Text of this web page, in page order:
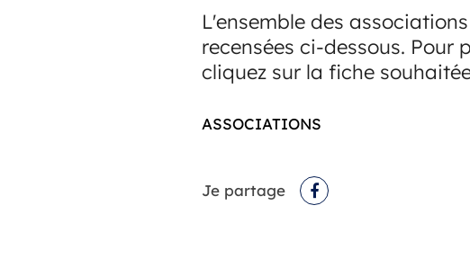
L'ensemble des
recensées ci-dessous. Pour
cliquez sur la fiche
ASSOCIATIONS
Je partage
Facebook